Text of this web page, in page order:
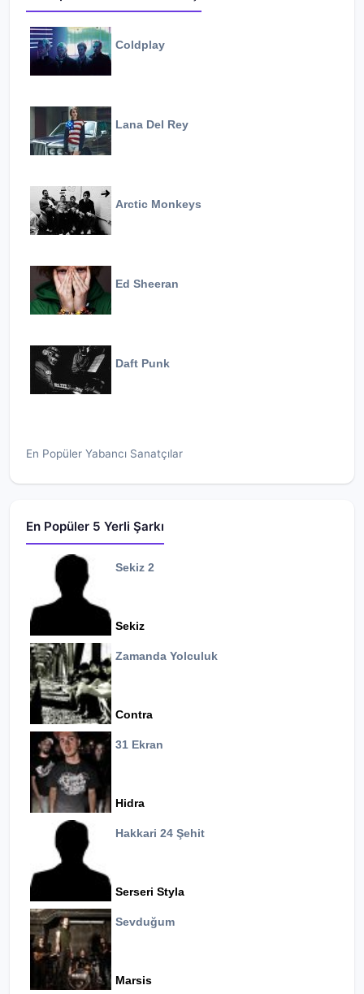
Coldplay
Lana Del Rey
Arctic Monkeys
Ed Sheeran
Daft Punk
En Popüler Yabancı Sanatçılar
En Popüler 5 Yerli Şarkı
Sekiz 2
Sekiz
Zamanda Yolculuk
Contra
31 Ekran
Hidra
Hakkari 24 Şehit
Serseri Styla
Sevduğum
Marsis